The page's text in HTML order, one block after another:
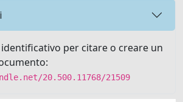
per citare o creare un
20.500.11768/21509